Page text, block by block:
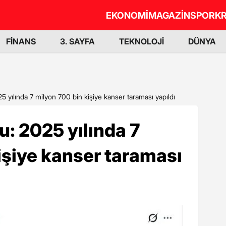
EKONOMİMAGAZİNSPOR
FİNANS 3. SAYFA TEKNOLOJİ DÜNYA
yılında 7 milyon 700 bin kişiye kanser taraması yapıldı
2025 yılında 7
kanser taraması